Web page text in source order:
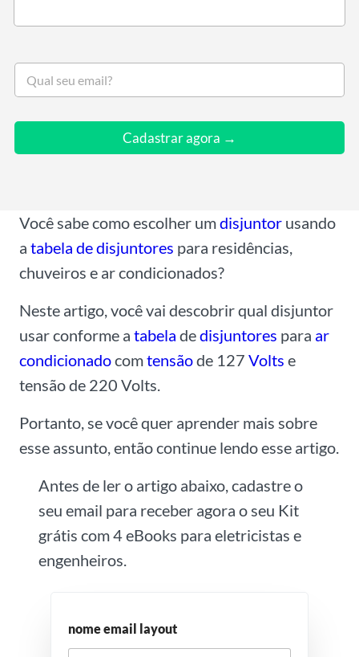
S
u
Cadastrar agora →
Você sabe como escolher umdisjuntor usando
a tabela de disjuntores para residências,
chuveiros e ar condicionados?
Neste artigo, você vai descobrir qual disjuntor
usar conforme a tabela dedisjuntores para ar
condicionadocomtensãode 127 Volts e
tensão de 220 Volts.
Portanto, se você quer aprender mais sobre
esse assunto, então continue lendo esse artigo.
Antes de ler o artigo abaixo, cadastre o
seu email para receber agora o seu Kit
grátis com 4 eBooks para eletricistas e
engenheiros.
nome email layout